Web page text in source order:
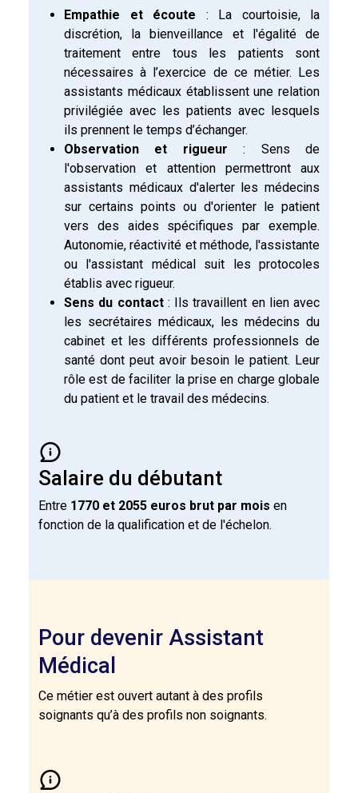
Empathie et écoute : La courtoisie, la
discrétion, la bienveillance et l'égalité de
traitement entre tous les patients sont
nécessaires à l’exercice de ce métier. Les
assistants médicaux établissent une relation
privilégiée avec les patients avec lesquels
ils prennent le temps d’échanger.
Observation et rigueur: Sens de
l'observation et attention permettront aux
assistants médicaux d'alerter les médecins
sur certains points ou d'orienter le patient
vers des aides spécifiques par exemple.
Autonomie, réactivité et méthode, l'assistante
ou l'assistant médical suit les protocoles
établis avec rigueur.
Sens du contact : Ils travaillent en lien avec
les secrétaires médicaux, les médecins du
cabinet et les différents professionnels de
santé dont peut avoir besoin le patient. Leur
rôle est de faciliter la prise en charge globale
du patient et le travail des médecins.
Salaire du débutant
Entre 1770 et 2055 euros brut par mois en
fonction de la qualification et de l'échelon.
Pour devenir Assistant
Médical
Ce métier est ouvert autant à des profils
soignants qu’à des profils non soignants.